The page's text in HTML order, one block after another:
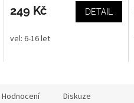
249 Kč DETAIL
vel: 6-16 let
Hodnocení Diskuze